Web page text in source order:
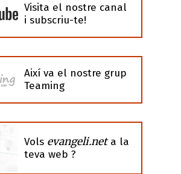
Visita el nostre canal
i subscriu-te!
Així va el nostre grup
Teaming
Vols evangeli.neta la
teva web ?